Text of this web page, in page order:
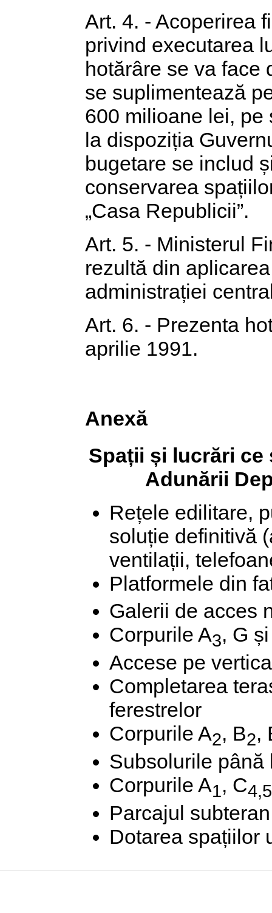
Art. 4. - Acoperirea
privind executarea
hotărâre se va face
se suplimentează
600 milioane lei, pe
la dispoziția
bugetare se includ
conservarea
„Casa Republicii”.
Art. 5. - Ministerul
rezultă din
administrației
Art. 6. - Prezenta
aprilie 1991.
Anexă
Spații și lucrări ce
Adunării
Rețele edilitare,
soluție definitivă
ventilații,
Platformele din
Galerii de acces
Corpurile A3, G
Accese pe
Completarea
ferestrelor
Corpurile A2, B2,
Subsolurile până
Corpurile A1, C
Parcajul subteran
Dotarea spațiilor